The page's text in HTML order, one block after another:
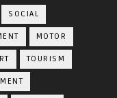
SOCIAL
MOTOR
TOURISM